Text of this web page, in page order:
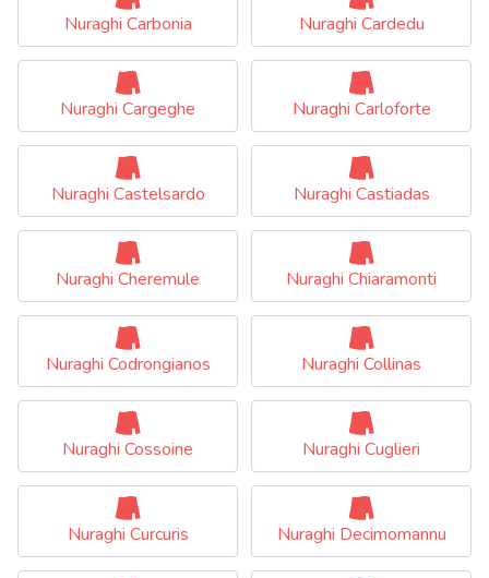
Nuraghi Carbonia Nuraghi Cardedu
Nuraghi Cargeghe Nuraghi Carloforte
Nuraghi Castelsardo Nuraghi Castiadas
Nuraghi Cheremule Nuraghi Chiaramonti
Nuraghi Codrongianos Nuraghi Collinas
Nuraghi Cossoine Nuraghi Cuglieri
Nuraghi Curcuris Nuraghi Decimomannu